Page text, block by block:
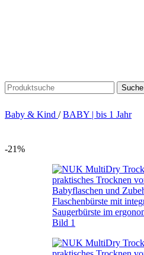
Suche
Baby & Kind / BABY | bis 1 Jahr
-21%